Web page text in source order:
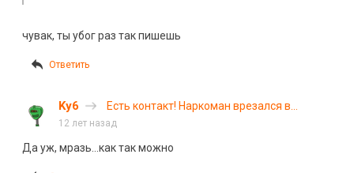
чувак, ты убог раз так пишешь
Ответить
Ky6
Есть контакт! Наркоман врезался в
автобус в Дзержинске
12 лет назад
Да уж, мразь…как так можно